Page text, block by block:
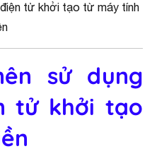
tử khởi tạo từ máy tính
sử dụng
tử khởi tạo